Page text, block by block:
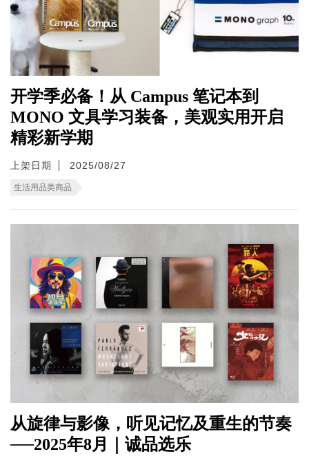
开学季必备！从 Campus 笔记本到
MONO 文具学习装备，美观实用开启
精彩新学期
上架日期 2025/08/27
生活用品类商品
从旋律与影像，听见记忆及重生的节奏
──2025年8月｜诚品选乐